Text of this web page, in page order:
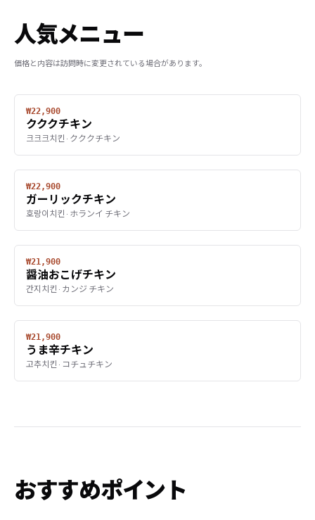
人気メニュー
価格と内容は訪問時に変更されている場合があります。
₩22,900
クククチキン
크크크치킨 · クククチキン
₩22,900
ガーリックチキン
호랑이치킨 · ホランイ チキン
₩21,900
醤油おこげチキン
간지치킨 · カンジ チキン
₩21,900
うま辛チキン
고추치킨 · コチュチキン
おすすめポイント